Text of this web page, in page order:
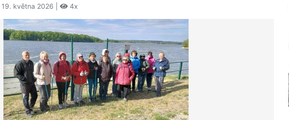
19. května 2026 | 4x